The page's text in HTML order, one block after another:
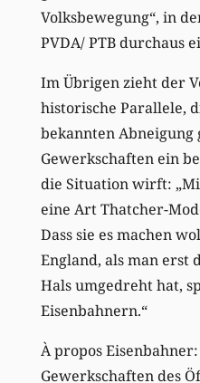
Volksbewegung“, in
PVDA/ PTB durchaus
Im Übrigen zieht der
historische Parallele,
bekannten Abneigung
Gewerkschaften ein
die Situation wirft:
eine Art Thatcher-
Dass sie es machen
England, als man erst
Hals umgedreht hat,
Eisenbahnern.“
À propos
Gewerkschaften des